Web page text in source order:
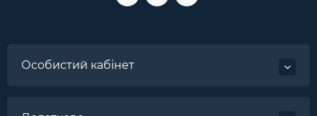
приладом зможе кожен бажаючий, незалежно
Якщо вам потрібний точний та зручний лазерний
далекомір інтернет-магазин Unit радий
нашого клімату, та повністю задовольняє всі
Особистий кабінет